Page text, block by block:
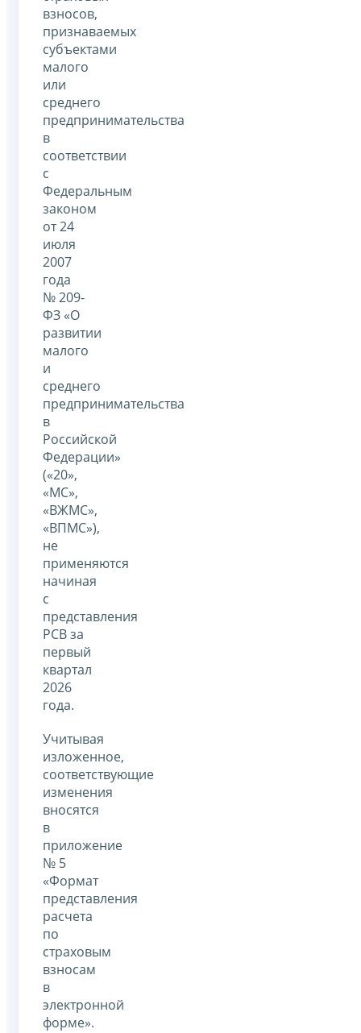
взносов,
признаваемых
субъектами
малого
или
среднего
предпринимательства
в
соответствии
с
Федеральным
законом
от 24
июля
2007
года
№ 209-
ФЗ «О
развитии
малого
и
среднего
предпринимательства
в
Российской
Федерации»
(«20»,
«МС»,
«ВЖМС»,
«ВПМС»),
не
применяются
начиная
с
представления
РСВ за
первый
квартал
2026
года.
Учитывая
изложенное,
соответствующие
изменения
вносятся
в
приложение
№ 5
«Формат
представления
расчета
по
страховым
взносам
в
электронной
форме».